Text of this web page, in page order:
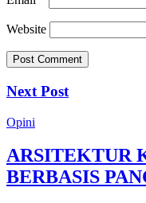
Website
Next Post
Opini
ARSITEKTUR
BERBASIS